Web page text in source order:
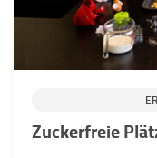
Zuckerfreie